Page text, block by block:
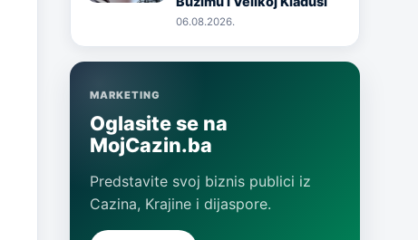
06.08.2026.
MARKETING
Oglasite se na
MojCazin.ba
Predstavite svoj biznis publici iz
Cazina, Krajine i dijaspore.